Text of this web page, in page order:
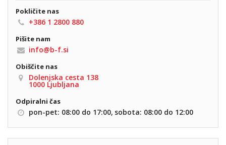
Pokličite nas
+386 1 2800 880
Pišite nam
info@b-f.si
Obiščite nas
Dolenjska cesta 138
1000 Ljubljana
Odpiralni čas
pon-pet: 08:00 do 17:00, sobota: 08:00 do 12:00